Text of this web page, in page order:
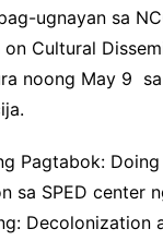
ugnayan sa
Cultural
noong May 9
Pagtabok:
sa SPED center